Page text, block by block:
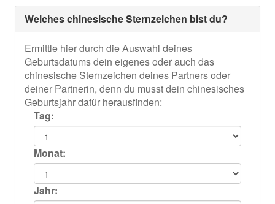
Welches chinesische Sternzeichen bist du?
Ermittle hier durch die Auswahl deines
Geburtsdatums dein eigenes oder auch das
chinesische Sternzeichen deines Partners oder
deiner Partnerin, denn du musst dein chinesisches
Geburtsjahr dafür herausfinden:
Tag:
Monat:
Jahr: